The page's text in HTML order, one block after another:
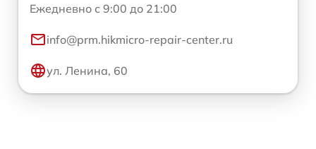
Ежедневно с 9:00 до 21:00
info@prm.hikmicro-repair-center.ru
ул. Ленина, 60